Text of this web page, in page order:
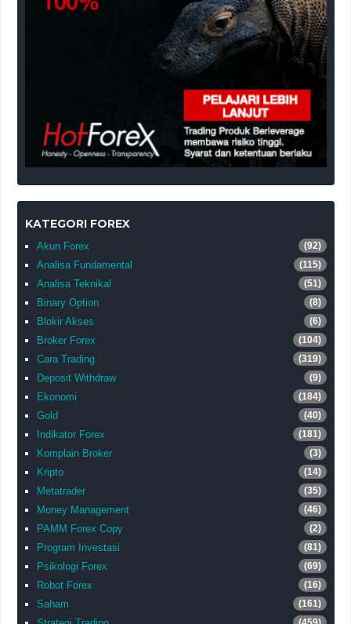
KATEGORI FOREX
Akun Forex (92)
Analisa Fundamental (115)
Analisa Teknikal (51)
Binary Option (8)
Blokir Akses (6)
Broker Forex (104)
Cara Trading (319)
Deposit Withdraw (9)
Ekonomi (184)
Gold (40)
Indikator Forex (181)
Komplain Broker (3)
Kripto (14)
Metatrader (35)
Money Management (46)
PAMM Forex Copy (2)
Program Investasi (81)
Psikologi Forex (69)
Robot Forex (16)
Saham (161)